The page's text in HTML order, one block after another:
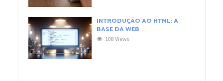
INTRODUÇÃO AO HTML: A
BASE DA WEB
108 Views